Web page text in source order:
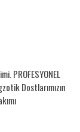
PROFESYONEL
Dostlarımızın